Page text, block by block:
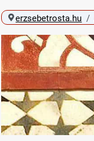
erzsebetrosta.hu